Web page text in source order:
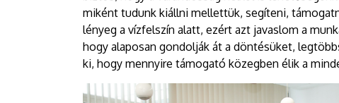
miként tudunk kiállni mellettük, segíteni,
lényeg a vízfelszín alatt, ezért azt javaslom a
hogy alaposan gondolják át a döntésüket,
ki, hogy mennyire támogató közegben élik a